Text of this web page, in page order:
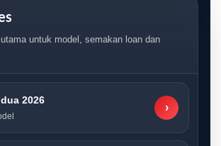
untuk model, semakan loan dan
2026
›